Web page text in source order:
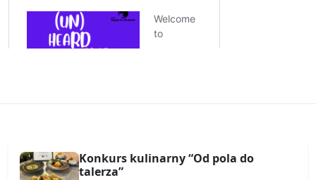
Konkurs kulinarny “Od pola do
talerza”